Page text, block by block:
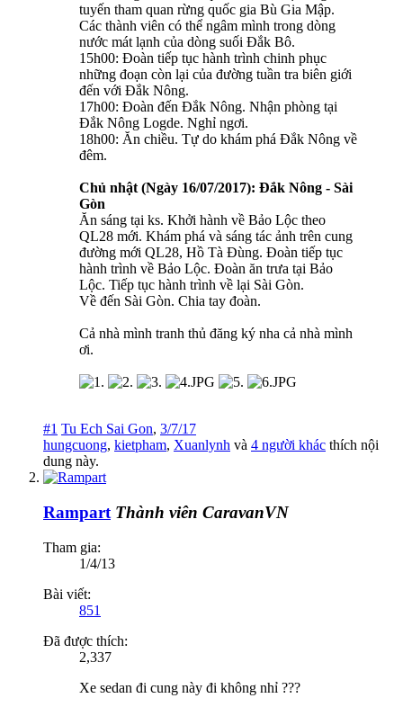
tuyến tham quan rừng quốc gia Bù Gia Mập.
Các thành viên có thể ngâm mình trong dòng
nước mát lạnh của dòng suối Đắk Bô.
15h00: Đoàn tiếp tục hành trình chinh phục
những đoạn còn lại của đường tuần tra biên giới
đến với Đắk Nông.
17h00: Đoàn đến Đắk Nông. Nhận phòng tại
Đắk Nông Logde. Nghỉ ngơi.
18h00: Ăn chiều. Tự do khám phá Đắk Nông về
đêm.
Chủ nhật (Ngày 16/07/2017): Đắk Nông - Sài
Gòn
Ăn sáng tại ks. Khởi hành về Bảo Lộc theo
QL28 mới. Khám phá và sáng tác ảnh trên cung
đường mới QL28, Hồ Tà Đùng. Đoàn tiếp tục
hành trình về Bảo Lộc. Đoàn ăn trưa tại Bảo
Lộc. Tiếp tục hành trình về lại Sài Gòn.
Về đến Sài Gòn. Chia tay đoàn.
Cả nhà mình tranh thủ đăng ký nha cả nhà mình
ơi.
#1 Tu Ech Sai Gon, 3/7/17
hungcuong, kietpham, Xuanlynh và 4 người khác thích nội
dung này.
Rampart Thành viên CaravanVN
Tham gia:
1/4/13
Bài viết:
851
Đã được thích:
2,337
Xe sedan đi cung này đi không nhỉ ???